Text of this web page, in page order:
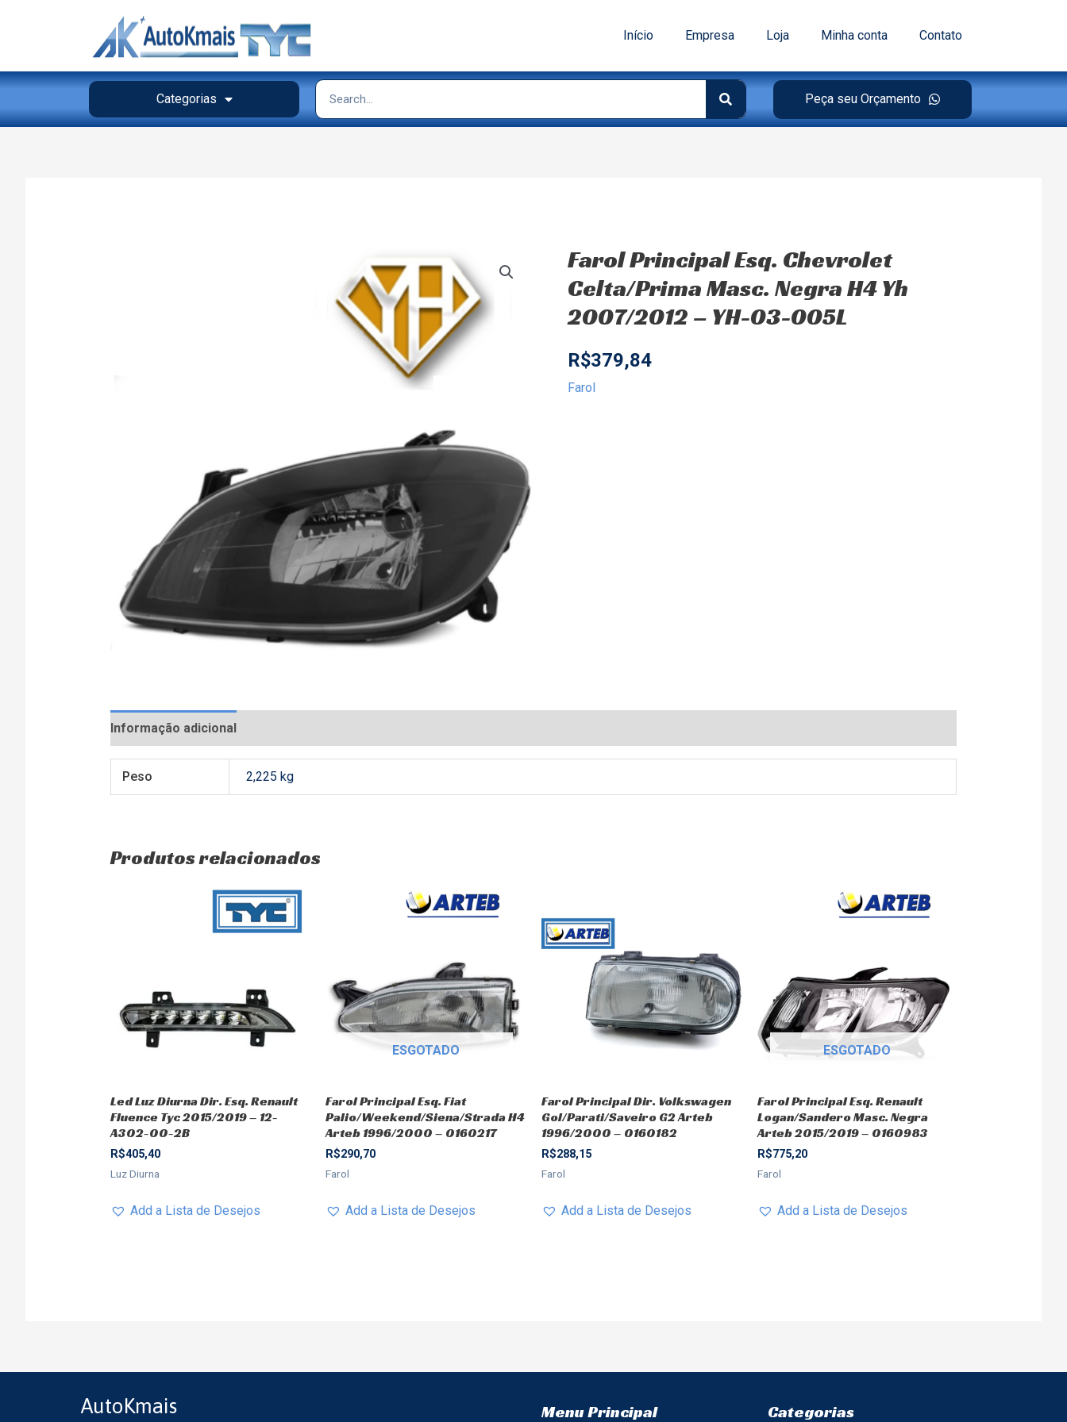
Início Empresa Loja Minha conta Contato
Categorias Peça seu Orçamento
Farol Principal Esq. Chevrolet
Celta/Prima Masc. Negra H4 Yh
2007/2012 – YH-03-005L
R$379,84
Farol
Informação adicional
Peso 2,225 kg
Produtos relacionados
Led Luz Diurna Dir. Esq. Renault
Fluence Tyc 2015/2019 – 12-
A302-00-2B
R$405,40
Luz Diurna
Add a Lista de Desejos
ESGOTADO
Farol Principal Esq. Fiat
Palio/Weekend/Siena/Strada H4
Arteb 1996/2000 – 0160217
R$290,70
Farol
Add a Lista de Desejos
Farol Principal Dir. Volkswagen
Gol/Parati/Saveiro G2 Arteb
1996/2000 – 0160182
R$288,15
Farol
Add a Lista de Desejos
ESGOTADO
Farol Principal Esq. Renault
Logan/Sandero Masc. Negra
Arteb 2015/2019 – 0160983
R$775,20
Farol
Add a Lista de Desejos
AutoKmais Menu Principal Categorias